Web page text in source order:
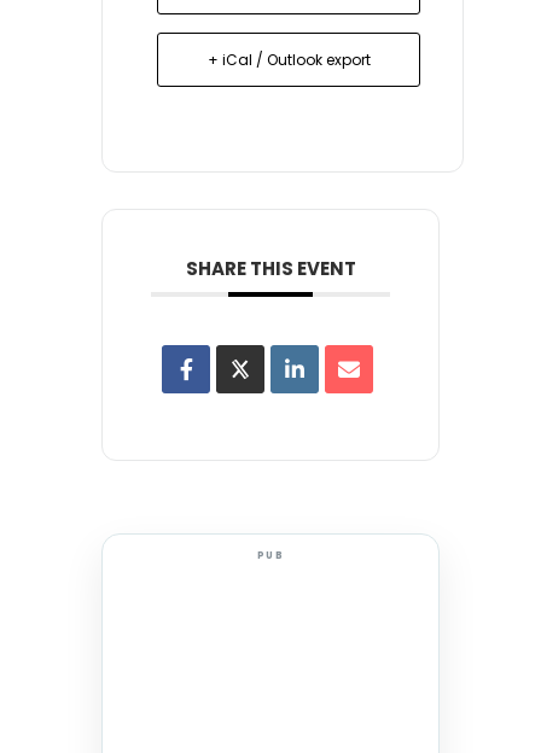
+ iCal / Outlook export
SHARE THIS EVENT
PUB